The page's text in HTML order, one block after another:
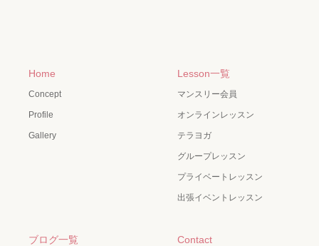
Home
Concept
Profile
Gallery
Lesson一覧
マンスリー会員
オンラインレッスン
テラヨガ
グループレッスン
プライベートレッスン
出張イベントレッスン
ブログ一覧 Contact